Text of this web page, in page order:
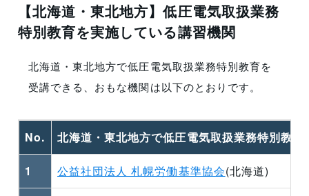
【北海道・東北地方】低圧電気取扱業務
特別教育を実施している講習機関
北海道・東北地方で低圧電気取扱業務特別教育を
受講できる、おもな機関は以下のとおりです。
No. 北海道・東北地方で低圧電気取扱業務特別教
1 公益社団法人 札幌労働基準協会(北海道)